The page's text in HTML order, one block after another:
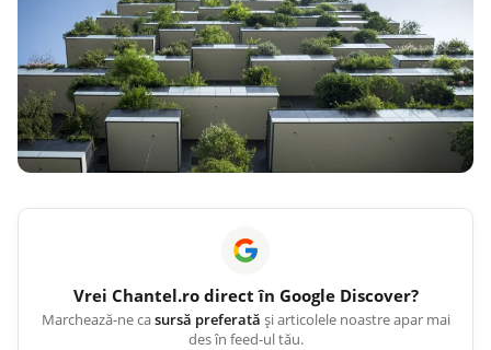
Vrei Chantel.rodirect în Google Discover?
Marchează-ne casursă preferată și articolele noastre apar mai
des în feed-ul tău.